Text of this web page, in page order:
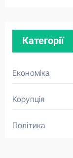
Категорії
Економіка
Корупція
Політика